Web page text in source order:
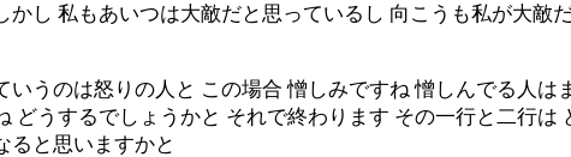
し 私もあいつは大敵だと思っているし 向こうも私が大敵
うのは怒りの人と この場合 憎しみですね 憎しんでる人は
うするでしょうかと それで終わります その一行と二行は
ると思いますかと